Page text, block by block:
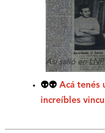
Así salió en LNP.
👽👽 Acá tenés
increíbles